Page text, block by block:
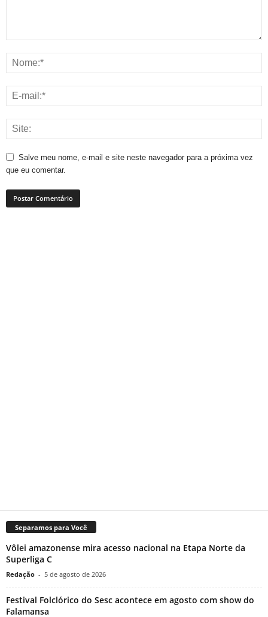
Salve meu nome, e-mail e site neste navegador para a próxima vez
que eu comentar.
Separamos para Você
Vôlei amazonense mira acesso nacional na Etapa Norte da
Superliga C
Redação - 5 de agosto de 2026
Festival Folclórico do Sesc acontece em agosto com show do
Falamansa